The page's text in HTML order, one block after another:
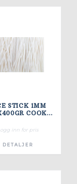
STICK 1MM
COOK
inn for pris
DETALJER